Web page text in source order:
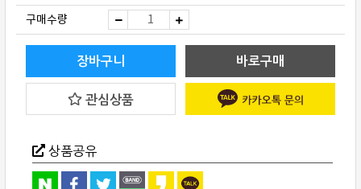
구매수량
Dynaudio(다
오
디
오)
S4-
W80
웨
이
립
스
피
장바구니 바로구매
관심상품
상품공유